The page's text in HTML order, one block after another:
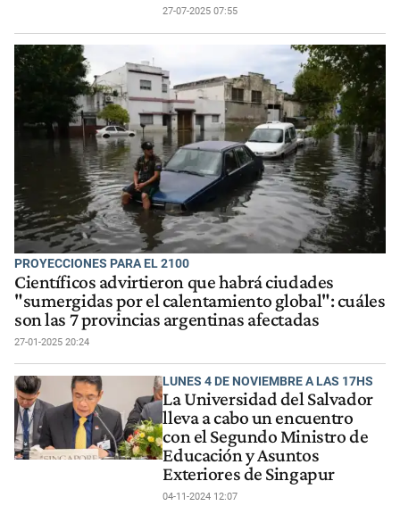
27-07-2025 07:55
PROYECCIONES PARA EL 2100
Científicos advirtieron que habrá ciudades
"sumergidas por el calentamiento global": cuáles
son las 7 provincias argentinas afectadas
27-01-2025 20:24
LUNES 4 DE NOVIEMBRE A LAS 17HS
La Universidad del Salvador
lleva a cabo un encuentro
con el Segundo Ministro de
Educación y Asuntos
Exteriores de Singapur
04-11-2024 12:07